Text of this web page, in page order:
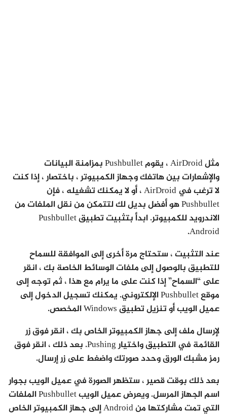
مثل AirDroid ، يقوم Pushbullet بمزامنة البيانات
والإشعارات بين هاتفك وجهاز الكمبيوتر ، باختصار ، إذا كنت
لا ترغب في AirDroid ، أو لا يمكنك تشغيله ، فإن
Pushbullet هو أفضل بديل لك لتتمكن من نقل الملفات من
الاندرويد للكمبيوتر. ابدأ بتثبيت تطبيق Pushbullet
Android.
عند التثبيت ، ستحتاج مرة أخرى إلى الموافقة للسماح
للتطبيق بالوصول إلى ملفات الوسائط الخاصة بك ، انقر
على “السماح” إذا كنت على ما يرام مع هذا ، ثم توجه إلى
موقع Pushbullet الإلكتروني. يمكنك تسجيل الدخول إلى
عميل الويب أو تنزيل تطبيق Windows المخصص.
لإرسال ملف إلى جهاز الكمبيوتر الخاص بك ، انقر فوق زر
القائمة في التطبيق واختيار Pushing. بعد ذلك ، انقر فوق
رمز مشبك الورق وحدد صورتك واضغط على زر إرسال.
بعد ذلك بوقت قصير ، ستظهر الصورة في عميل الويب بجوار
اسم الجهاز المرسل. ويعرض عميل الويب Pushbullet الملفات
التي تمت مشاركتها من Android إلى جهاز الكمبيوتر الخاص